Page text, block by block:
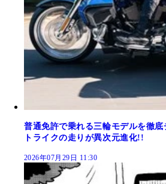
普通免許で乗れる三輪モデルを徹
トライクの走りが異次元進化!!
2026年07月29日 11:30